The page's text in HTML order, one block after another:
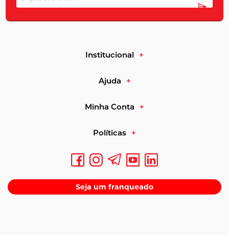
Institucional
Ajuda
Minha Conta
Políticas
Seja um franqueado